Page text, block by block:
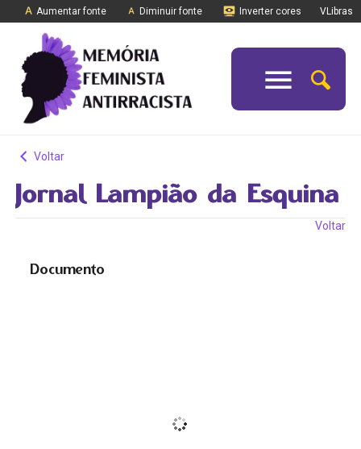
Aumentar fonte Diminuir fonte Inverter cores VLibras
Voltar
Jornal Lampião da Esquina
Voltar
Documento